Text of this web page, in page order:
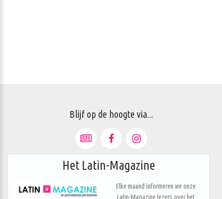
Blijf op de hoogte via...
Het Latin-Magazine
Elke maand informeren we onze
Latin-Magazine lezers over het